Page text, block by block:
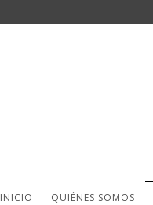
INICIO QUIÉNES SOMOS